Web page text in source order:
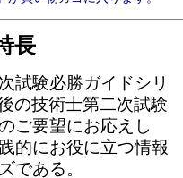
長
試験必勝ガイドシリ
の技術士第二次試験
ご要望にお応えし
的にお役に立つ情報
である。